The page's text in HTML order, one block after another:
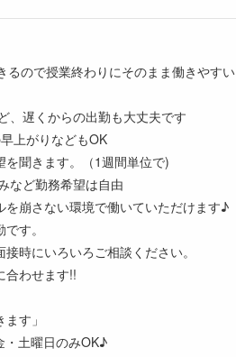
るので授業終わりにそのまま働きやすい
、遅くからの出勤も大丈夫です
上がりなどもOK
を聞きます。（1週間単位で)
など勤務希望は自由
崩さない環境で働いていただけます♪
す。
時にいろいろご相談ください。
わせます!!
す」
・土曜日のみOK♪